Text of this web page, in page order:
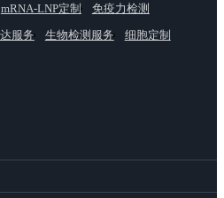
mRNA-LNP定制
免疫力检测
服务 生物检测服务 细胞定制